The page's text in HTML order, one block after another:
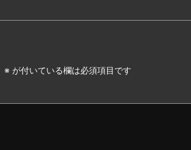
※ が付いている欄は必須項目です